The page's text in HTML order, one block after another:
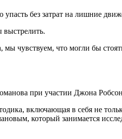
упасть без затрат на лишние
выстрелить.
чувствуем, что могли бы
при участии Джона
включающая в себя не
который занимается